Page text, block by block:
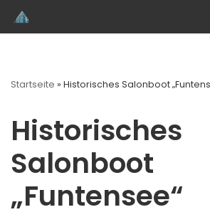
Zum
Startseite » Historisches Salonboot
Historisches
Salonboot
„Funtensee“